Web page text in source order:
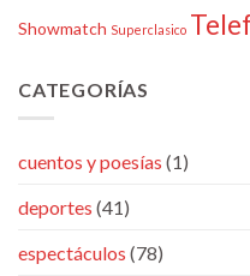
Showmatch Superclasico
CATEGORÍAS
cuentos y poesías (1)
deportes (41)
espectáculos (78)